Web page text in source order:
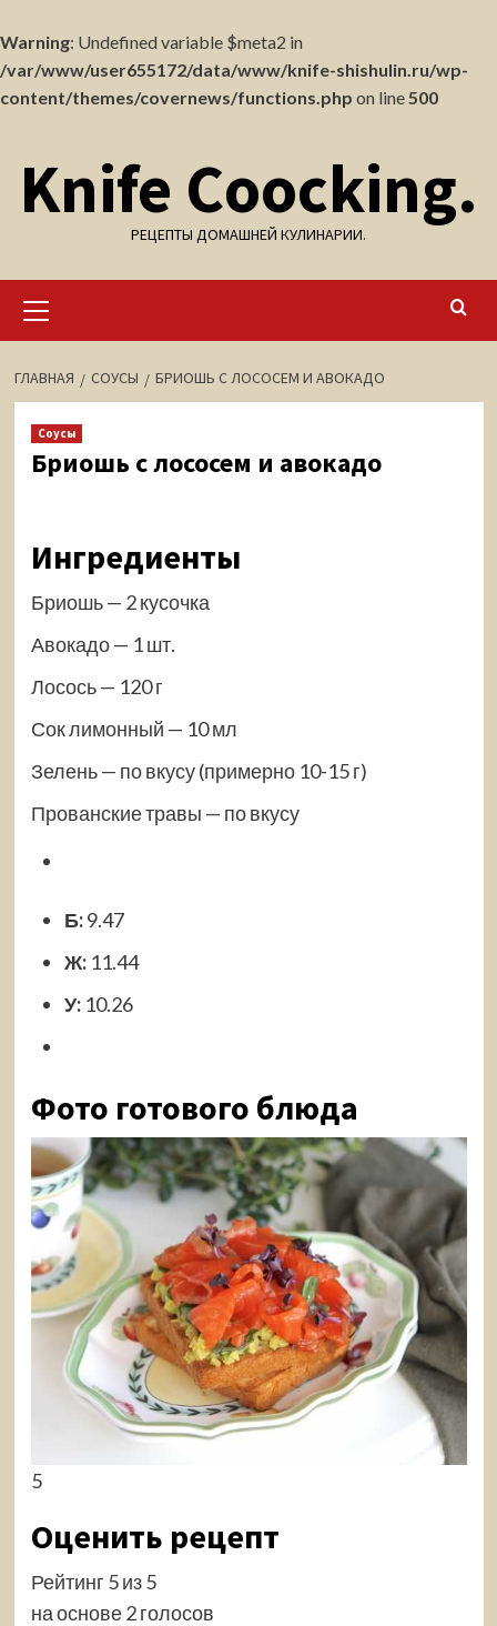
Warning: Undefined variable $meta2 in
/var/www/user655172/data/www/knife-shishulin.ru/wp-
content/themes/covernews/functions.php on line500
содержимому
Knife Coocking.
РЕЦЕПТЫ ДОМАШНЕЙ КУЛИНАРИИ.
меню
ГЛАВНАЯ СОУСЫ БРИОШЬ С ЛОСОСЕМ И АВОКАДО
Соусы
Бриошь с лососем и авокадо
Ингредиенты
Бриошь — 2 кусочка
Авокадо — 1 шт.
Лосось — 120 г
Сок лимонный — 10 мл
Зелень — по вкусу (примерно 10-15 г)
Прованские травы — по вкусу
Б:9.47
Ж:11.44
У:10.26
Фото готового блюда
5
Оценить рецепт
Рейтинг 5 из 5
на основе 2 голосов